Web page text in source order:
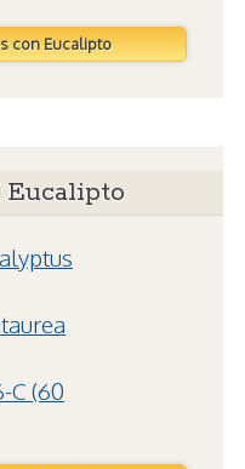
con Eucalipto
Eucalipto
C (60